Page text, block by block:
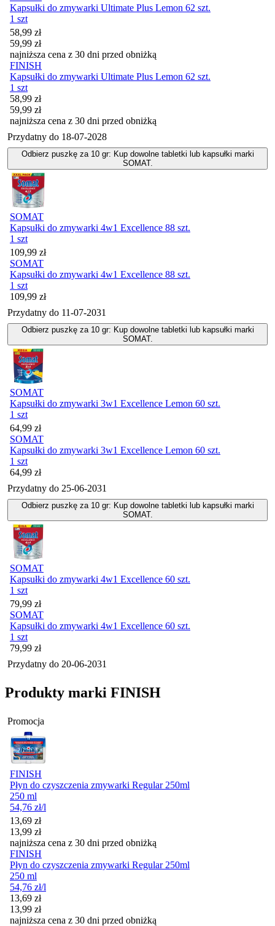
Kapsułki do zmywarki Ultimate Plus Lemon 62 szt.
1 szt
Cena promocyjna
58,99 zł
59,99 zł
najniższa cena z 30 dni przed obniżką
FINISH
Kapsułki do zmywarki Ultimate Plus Lemon 62 szt.
1 szt
Cena promocyjna
58,99 zł
59,99 zł
najniższa cena z 30 dni przed obniżką
Przydatny do 18-07-2028
Odbierz puszkę za 10 gr: Kup dowolne tabletki lub kapsułki marki
SOMAT.
SOMAT
Kapsułki do zmywarki 4w1 Excellence 88 szt.
1 szt
Cena
109,99 zł
SOMAT
Kapsułki do zmywarki 4w1 Excellence 88 szt.
1 szt
Cena
109,99 zł
Przydatny do 11-07-2031
Odbierz puszkę za 10 gr: Kup dowolne tabletki lub kapsułki marki
SOMAT.
SOMAT
Kapsułki do zmywarki 3w1 Excellence Lemon 60 szt.
1 szt
Cena
64,99 zł
SOMAT
Kapsułki do zmywarki 3w1 Excellence Lemon 60 szt.
1 szt
Cena
64,99 zł
Przydatny do 25-06-2031
Odbierz puszkę za 10 gr: Kup dowolne tabletki lub kapsułki marki
SOMAT.
SOMAT
Kapsułki do zmywarki 4w1 Excellence 60 szt.
1 szt
Cena
79,99 zł
SOMAT
Kapsułki do zmywarki 4w1 Excellence 60 szt.
1 szt
Cena
79,99 zł
Przydatny do 20-06-2031
Produkty marki FINISH
Promocja
FINISH
Płyn do czyszczenia zmywarki Regular 250ml
250 ml
54,76 zł/l
Cena promocyjna
13,69 zł
13,99 zł
najniższa cena z 30 dni przed obniżką
FINISH
Płyn do czyszczenia zmywarki Regular 250ml
250 ml
54,76 zł/l
Cena promocyjna
13,69 zł
13,99 zł
najniższa cena z 30 dni przed obniżką